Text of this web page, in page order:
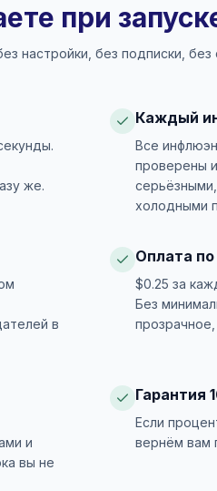
при
настройки, без подписки,
же.
Каждый
Все
проверены
холодными
в
Оплата
$0.25 за
Без
и
вы не
Гарантия
Если
вернём вам